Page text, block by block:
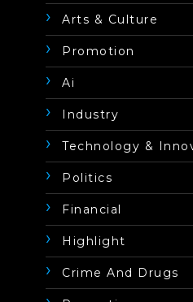
Arts & Culture
Promotion
Ai
Industry
Technology &
Politics
Financial
Highlight
Crime And Drugs